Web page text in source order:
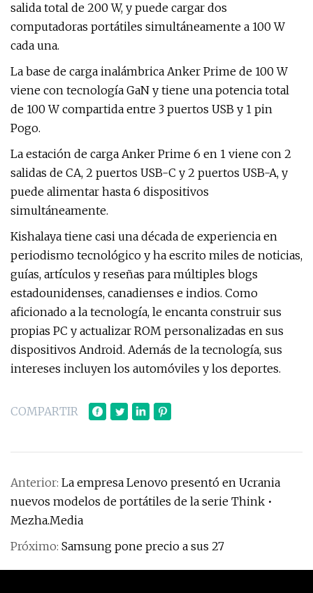
salida total de 200 W, y puede cargar dos
computadoras portátiles simultáneamente a 100 W
cada una.
La base de carga inalámbrica Anker Prime de 100 W
viene con tecnología GaN y tiene una potencia total
de 100 W compartida entre 3 puertos USB y 1 pin
Pogo.
La estación de carga Anker Prime 6 en 1 viene con 2
salidas de CA, 2 puertos USB-C y 2 puertos USB-A, y
puede alimentar hasta 6 dispositivos
simultáneamente.
Kishalaya tiene casi una década de experiencia en
periodismo tecnológico y ha escrito miles de noticias,
guías, artículos y reseñas para múltiples blogs
estadounidenses, canadienses e indios. Como
aficionado a la tecnología, le encanta construir sus
propias PC y actualizar ROM personalizadas en sus
dispositivos Android. Además de la tecnología, sus
intereses incluyen los automóviles y los deportes.
COMPARTIR
Anterior: La empresa Lenovo presentó en Ucrania
nuevos modelos de portátiles de la serie Think •
Mezha.Media
Próximo: Samsung pone precio a sus 27